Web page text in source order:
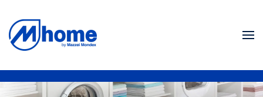
Ir al contenido principal